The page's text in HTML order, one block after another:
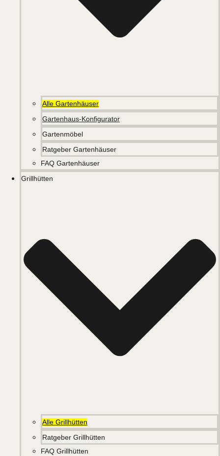
Alle Gartenhäuser
Gartenhaus-Konfigurator
Gartenmöbel
Ratgeber Gartenhäuser
FAQ Gartenhäuser
Grillhütten
Alle Grillhütten
Ratgeber Grillhütten
FAQ Grillhütten